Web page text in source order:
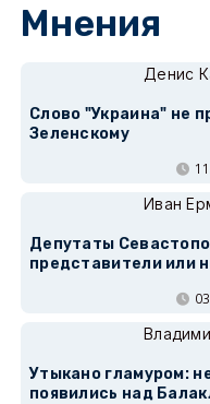
Мнения
Денис
Слово "Украина" не
Зеленскому
Иван
Депутаты
представители или
Утыкано гламуром:
появились над